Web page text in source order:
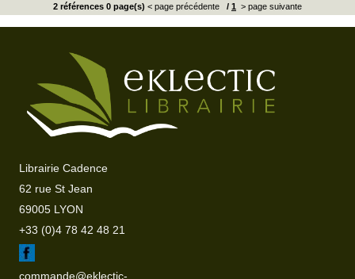
2 références 0 page(s) < page précédente / 1 > page suivante
Librairie Cadence
62 rue St Jean
69005 LYON
+33 (0)4 78 42 48 21
commande@eklectic-